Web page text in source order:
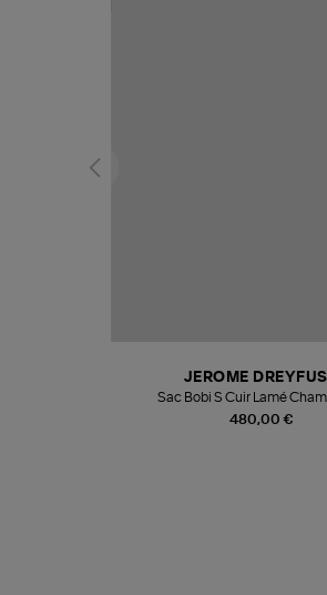
480,00 €
JEROME
Sac Bobi S Cuir Lamé